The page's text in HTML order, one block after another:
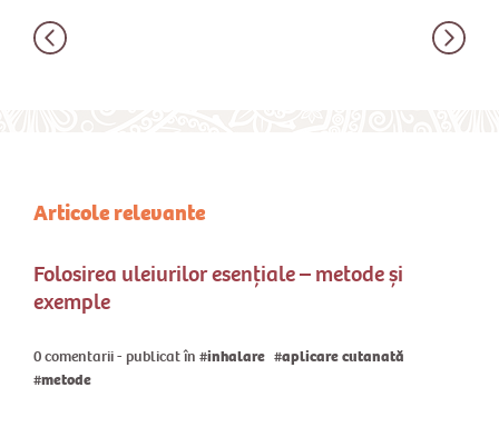
Articole relevante
Folosirea uleiurilor esențiale – metode și
exemple
0 comentarii - publicat în inhalare
aplicare cutanată
metode